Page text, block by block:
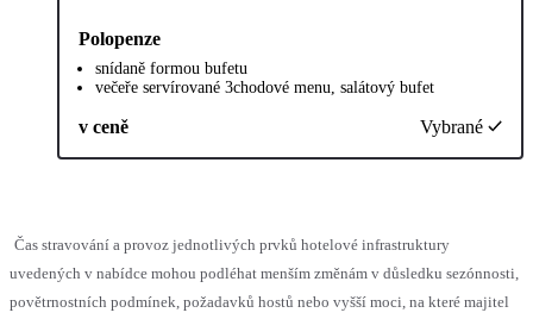
Polopenze
snídaně formou bufetu
večeře servírované 3chodové menu, salátový bufet
v ceně Vybrané
Čas stravování a provoz jednotlivých prvků hotelové infrastruktury
uvedených v nabídce mohou podléhat menším změnám v důsledku sezónnosti,
povětrnostních podmínek, požadavků hostů nebo vyšší moci, na které majitel